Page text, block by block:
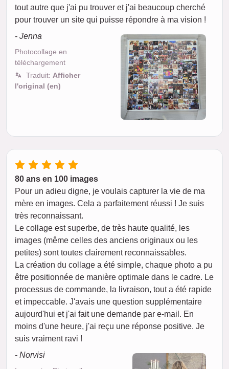
tout autre que j'ai pu trouver et j'ai beaucoup cherché
pour trouver un site qui puisse répondre à ma vision !
- Jenna
Photocollage en
téléchargement
Traduit: Afficher
l'original (en)
80 ans en 100 images
Pour un adieu digne, je voulais capturer la vie de ma
mère en images. Cela a parfaitement réussi ! Je suis
très reconnaissant.
Le collage est superbe, de très haute qualité, les
images (même celles des anciens originaux ou les
petites) sont toutes clairement reconnaissables.
La création du collage a été simple, chaque photo a pu
être positionnée de manière optimale dans le cadre. Le
processus de commande, la livraison, tout a été rapide
et impeccable. J'avais une question supplémentaire
aujourd'hui et j'ai fait une demande par e-mail. En
moins d'une heure, j'ai reçu une réponse positive. Je
suis vraiment ravi !
- Norvisi